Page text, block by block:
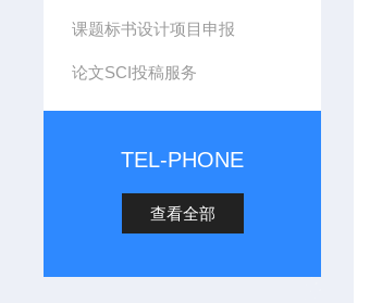
课题标书设计项目申报
论文SCI投稿服务
TEL-PHONE
查看全部